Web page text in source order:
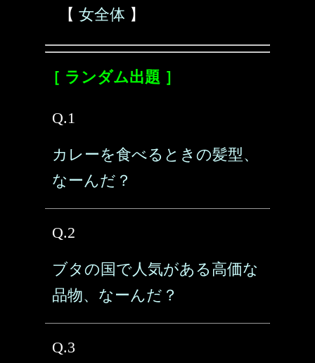
【 女全体 】
［ ランダム出題 ］
Q.1
カレーを食べるときの髪型、
なーんだ？
Q.2
ブタの国で人気がある高価な
品物、なーんだ？
Q.3